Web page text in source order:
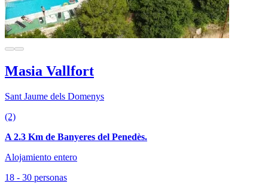
Masia Vallfort
Sant Jaume dels Domenys
(2)
A 2.3 Km de Banyeres del Penedès.
Alojamiento entero
18 - 30 personas